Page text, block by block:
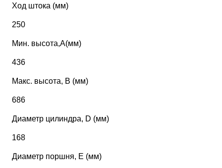
Ход штока (мм)
250
Мин. высота,А(мм)
436
Макс. высота, В (мм)
686
Диаметр цилиндра, D (мм)
168
Диаметр поршня, Е (мм)